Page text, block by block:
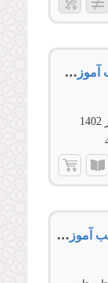
انسان‌سازى در قرآن (مجموعه کتب آموزشی معارف قرآن 7)
انسان‌شناسى در قرآن (مجموعه کتب آموزشی معارف قرآن 3)